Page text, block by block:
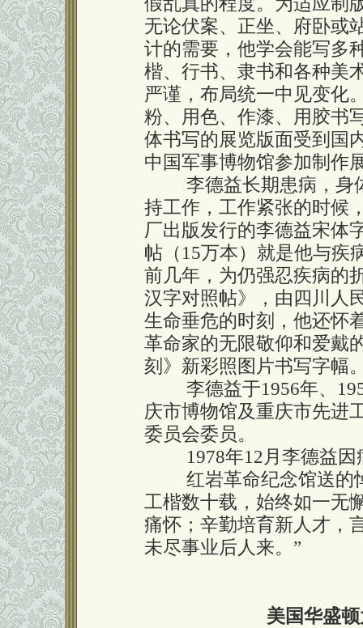
无论伏案、正坐、府卧或
计的需要，他学会能写多
楷、行书、隶书和各种美
严谨，布局统一中见变化
粉、用色、作漆、用胶书
体书写的展览版面受到国
中国军事博物馆参加制作
李德益长期患病，身体
持工作，工作紧张的时候
厂出版发行的李德益宋体
帖（15万本）就是他与疾
前几年，为仍强忍疾病的
汉字对照帖》，由四川人
生命垂危的时刻，他还怀
革命家的无限敬仰和爱戴
刻》新彩照图片书写字幅
李德益于1956年、
庆市博物馆及重庆市先进
委员会委员。
1978年12月李德益因
红岩革命纪念馆送的悼
工楷数十载，始终如一无
痛怀；辛勤培育新人才，
未尽事业后人来。”
美国华盛